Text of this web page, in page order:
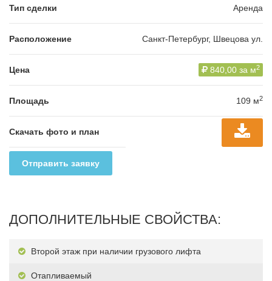
Тип сделки Аренда
Расположение Санкт-Петербург, Швецова ул.
Цена 840,00 за м2
Площадь 109 м2
Скачать фото и план
Отправить заявку
ДОПОЛНИТЕЛЬНЫЕ СВОЙСТВА:
Второй этаж при наличии грузового лифта
Отапливаемый